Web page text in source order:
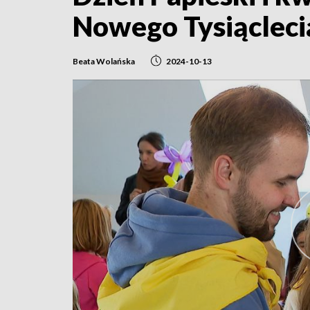
Nowego
Beata Wolańska 2024-10-13